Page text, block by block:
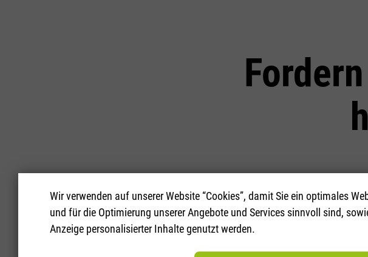
langjährige
Wir verwenden auf unserer Website “Cookies”, damit Sie ein optimales
und für die Optimierung unserer Angebote und Services sinnvoll sind,
Anzeige personalisierter Inhalte genutzt werden.